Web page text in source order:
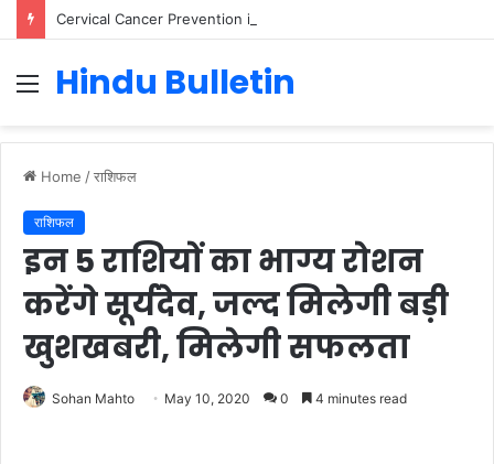
Menu
Hindu Bulletin
Home /राशिफल
राशिफल
इन 5 राशियों का भाग्य रोशन
करेंगे सूर्यदेव, जल्द मिलेगी बड़ी
खुशखबरी, मिलेगी सफलता
Sohan Mahto May 10, 2020 0 4 minutes read